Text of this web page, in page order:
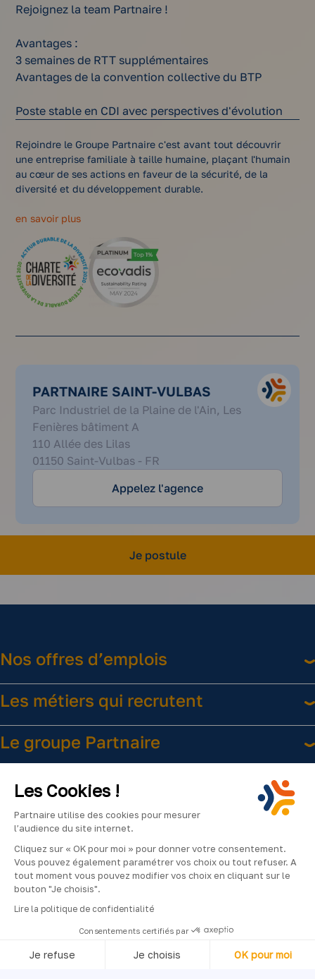
Rejoignez la team Partnaire !
Avantages :
3 semaines de RTT supplémentaires
Avantages de la convention collective du BTP
Poste stable en CDI avec perspectives d'évolution
Rejoindre le Groupe Partnaire c'est avant tout découvrir
une entreprise familiale à taille humaine, plaçant l'humain
au cœur de ses actions en faveur de la sécurité, de la
diversité et du développement durable.
en savoir plus
PARTNAIRE SAINT-VULBAS
Parc Industriel de la Plaine de l'Ain, Les
Fenières bâtiment A
110 Allée des Lilas
01150 Saint-Vulbas - FR
04
51
62
10
Appelez l'agence
Je postule
Nos offres d’emplois
Les métiers qui recrutent
Le groupe Partnaire
Liens utiles
©Partnaire
Tous
Facebook
Instagram
Les Cookies !
Partnaire utilise des cookies pour mesurer
l’audience du site internet.
Cliquez sur « OK pour moi » pour donner votre consentement.
Vous pouvez également paramétrer vos choix ou tout refuser. A
tout moment vous pouvez modifier vos choix en cliquant sur le
bouton "Je choisis".
Lire la politique de confidentialité
Consentements certifiés par
Je refuse Je choisis
OK pour moi